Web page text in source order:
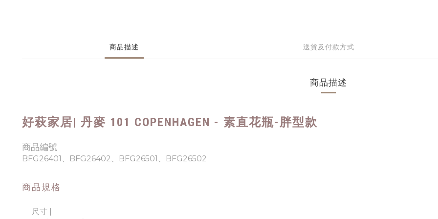
商品描述 送貨及付款方式
商品描述
好萩家居| 丹麥 101 COPENHAGEN - 素直花瓶-胖型款
商品編號
BFG26401、BFG26402、BFG26501、BFG26502
商品規格
尺寸 |